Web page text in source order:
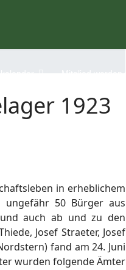
1923
in erheblichem
ungefähr 50 Bürger aus
auch ab und zu den
Josef Straeter, Josef
fand am 24. Juni
wurden folgende Ämter